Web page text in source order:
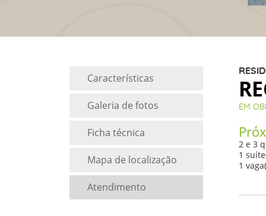
Características
Galeria de fotos
Ficha técnica
Mapa de localização
Atendimento
EM
2 e 3
1
1